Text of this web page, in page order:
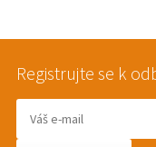
Registrujte se k